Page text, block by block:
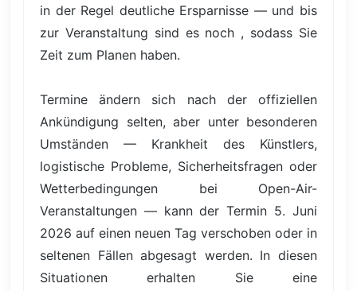
in der Regel deutliche Ersparnisse — und bis
zur Veranstaltung sind es noch , sodass Sie
Zeit zum Planen haben.
Termine ändern sich nach der offiziellen
Ankündigung selten, aber unter besonderen
Umständen — Krankheit des Künstlers,
logistische Probleme, Sicherheitsfragen oder
Wetterbedingungen bei Open-Air-
Veranstaltungen — kann der Termin 5. Juni
2026 auf einen neuen Tag verschoben oder in
seltenen Fällen abgesagt werden. In diesen
Situationen erhalten Sie eine